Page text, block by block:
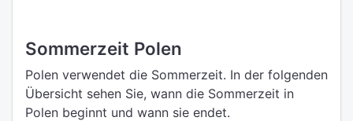
Sommerzeit Polen
Polen verwendet die Sommerzeit. In der folgenden
Übersicht sehen Sie, wann die Sommerzeit in
Polen beginnt und wann sie endet.